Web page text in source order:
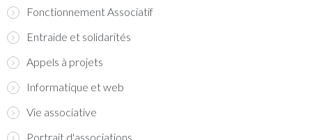
Fonctionnement Associatif
Entraide et solidarités
Appels à projets
Informatique et web
Vie associative
Portrait d'associations